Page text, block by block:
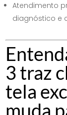
Atendimento
diagnóstico e
3 traz
tela
muda